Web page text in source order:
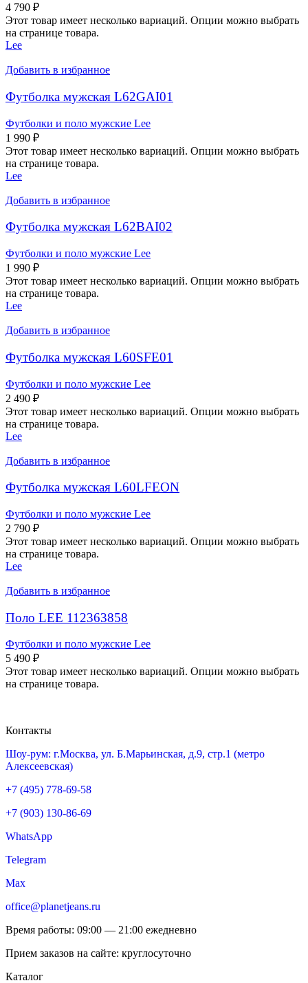
4 790 ₽
Этот товар имеет несколько вариаций. Опции можно выбрать
на странице товара.
Lee
Добавить в избранное
Футболка мужская L62GAI01
Футболки и поло мужские Lee
1 990 ₽
Этот товар имеет несколько вариаций. Опции можно выбрать
на странице товара.
Lee
Добавить в избранное
Футболка мужская L62BAI02
Футболки и поло мужские Lee
1 990 ₽
Этот товар имеет несколько вариаций. Опции можно выбрать
на странице товара.
Lee
Добавить в избранное
Футболка мужская L60SFE01
Футболки и поло мужские Lee
2 490 ₽
Этот товар имеет несколько вариаций. Опции можно выбрать
на странице товара.
Lee
Добавить в избранное
Футболка мужская L60LFEON
Футболки и поло мужские Lee
2 790 ₽
Этот товар имеет несколько вариаций. Опции можно выбрать
на странице товара.
Lee
Добавить в избранное
Поло LEE 112363858
Футболки и поло мужские Lee
5 490 ₽
Этот товар имеет несколько вариаций. Опции можно выбрать
на странице товара.
Контакты
Шоу-рум: г.Москва, ул. Б.Марьинская, д.9, стр.1 (метро
Алексеевская)
+7 (495) 778-69-58
+7 (903) 130-86-69
WhatsApp
Telegram
Max
office@planetjeans.ru
Время работы: 09:00 — 21:00 ежедневно
Прием заказов на сайте: круглосуточно
Каталог